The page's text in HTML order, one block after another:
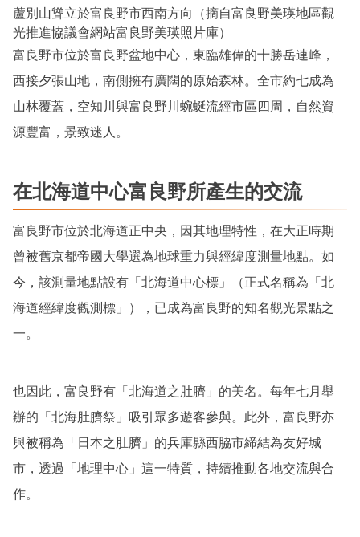
蘆別山聳立於富良野市西南方向（摘自富良野美瑛地區觀
光推進協議會網站富良野美瑛照片庫）
富良野市位於富良野盆地中心，東臨雄偉的十勝岳連峰，
西接夕張山地，南側擁有廣闊的原始森林。全市約七成為
山林覆蓋，空知川與富良野川蜿蜒流經市區四周，自然資
源豐富，景致迷人。
在北海道中心富良野所產生的交流
富良野市位於北海道正中央，因其地理特性，在大正時期
曾被舊京都帝國大學選為地球重力與經緯度測量地點。如
今，該測量地點設有「北海道中心標」（正式名稱為「北
海道經緯度觀測標」），已成為富良野的知名觀光景點之
一。
也因此，富良野有「北海道之肚臍」的美名。每年七月舉
辦的「北海肚臍祭」吸引眾多遊客參與。此外，富良野亦
與被稱為「日本之肚臍」的兵庫縣西脇市締結為友好城
市，透過「地理中心」這一特質，持續推動各地交流與合
作。